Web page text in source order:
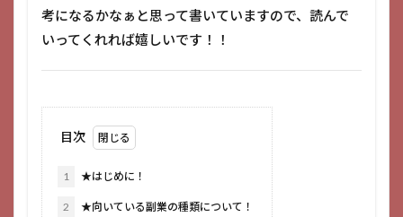
考になるかなぁと思って書いていますので、読んで
いってくれれば嬉しいです！！
目次
1 ★はじめに！
2 ★向いている副業の種類について！